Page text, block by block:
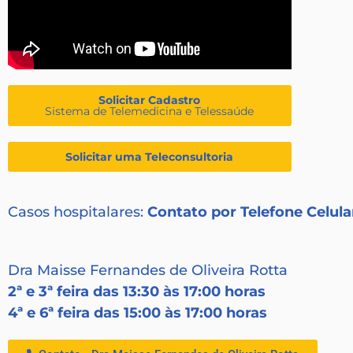
Solicitar Cadastro
Sistema de Telemedicina e Telessaúde
Solicitar uma Teleconsultoria
Casos hospitalares: Contato por Telefone
Dra Maisse Fernandes de Oliveira Rotta
2ª e 3ª feira das 13:30 às 17:00 horas
4ª e 6ª feira das 15:00 às 17:00 horas